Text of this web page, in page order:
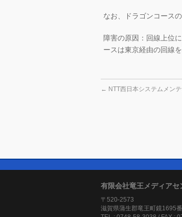
なお、ドラゴンコース
障害の原因：回線上位
ースは東京経由の回線
← NTT西日本システムメン
有限会社竜王メディアセ
〒520-2573
滋賀県蒲生郡竜王町鏡1695